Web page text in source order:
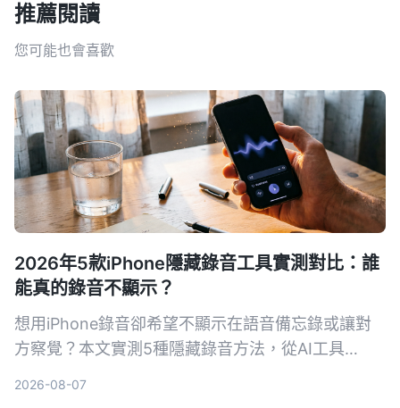
推薦閱讀
您可能也會喜歡
2026年5款iPhone隱藏錄音工具實測對比：誰
能真的錄音不顯示？
想用iPhone錄音卻希望不顯示在語音備忘錄或讓對
方察覺？本文實測5種隱藏錄音方法，從AI工具
2026-08-07